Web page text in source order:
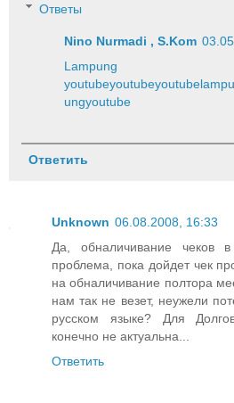
Ответы
Nino Nurmadi , S.Kom
Lampung
youtubeyoutubeyoutube
ungyoutube
Ответить
Unknown 06.08.2008, 16:33
Да, обналичивание чеков в
проблема, пока дойдет чек
на обналичивание полтора
нам так не везет, неужели
русском языке? Для
конечно не актуальна...
Ответить